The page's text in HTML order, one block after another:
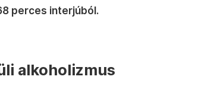
perces interjúból.
alkoholizmus